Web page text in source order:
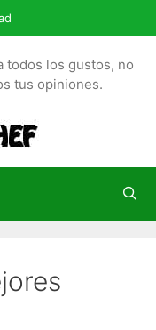
todos los gustos, no
tus opiniones.